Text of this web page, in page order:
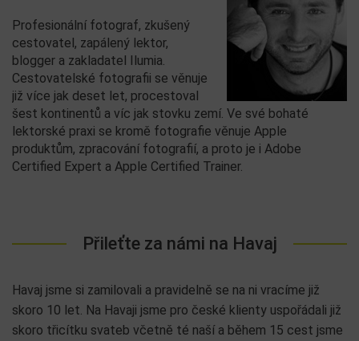
Profesionální fotograf, zkušený
cestovatel, zapálený lektor,
blogger a zakladatel Ilumia.
Cestovatelské fotografii se věnuje
již více jak deset let, procestoval
šest kontinentů a víc jak stovku zemí. Ve své bohaté
lektorské praxi se kromě fotografie věnuje Apple
produktům, zpracování fotografií, a proto je i Adobe
Certified Expert a Apple Certified Trainer.
Přileťte za námi na Havaj
Havaj jsme si zamilovali a pravidelně se na ni vracíme již
skoro 10 let. Na Havaji jsme pro české klienty uspořádali již
skoro třicítku svateb včetně té naší a během 15 cest jsme